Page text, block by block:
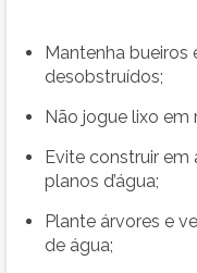
Mantenha bueiros
desobstruídos;
Não jogue lixo em
Evite construir em
planos d’água;
Plante árvores e
de água;